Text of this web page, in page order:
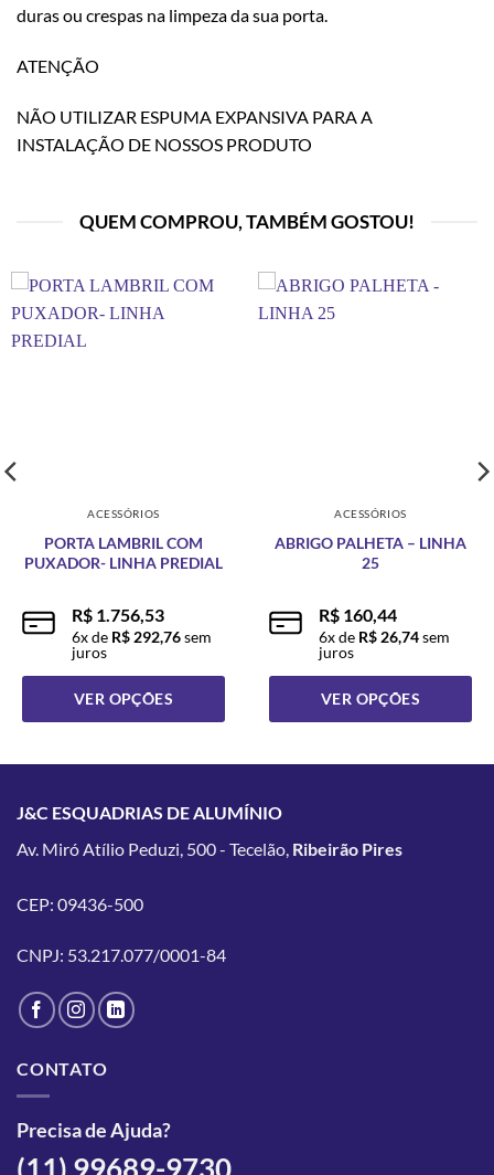
duras ou crespas na limpeza da sua porta.
ATENÇÃO
NÃO UTILIZAR ESPUMA EXPANSIVA PARA A
INSTALAÇÃO DE NOSSOS PRODUTO
QUEM COMPROU, TAMBÉM GOSTOU!
ACESSÓRIOS
PORTA LAMBRIL COM
PUXADOR- LINHA PREDIAL
R$1.756,53
6x de R$292,76sem
juros
VER OPÇÕES
variantes.
As
na
do
ACESSÓRIOS
ABRIGO PALHETA – LINHA
25
R$160,44
6x de R$26,74sem
juros
VER OPÇÕES
As
J&C ESQUADRIAS DE ALUMÍNIO
Av. Miró Atílio Peduzi, 500 - Tecelão, Ribeirão Pires
CEP: 09436-500
CNPJ: 53.217.077/0001-84
CONTATO
Precisa de Ajuda?
(11) 99689-9730